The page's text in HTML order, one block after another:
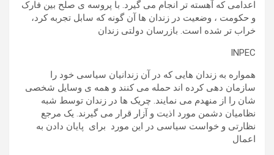
اعدامی که آهسته تر انجام می گیرد. با پروسه ی صلح بین فارک
و حکومت ، وضعیت در زندان ها آن گونه که سابل تجربه کرد،
خراب تر شده است. بازرسان دولتی زندان
INPEC
همواره به زندان هایی که در آن زندانیان سیاسی خود را
سازمان دهی کرده اند حمله می کنند و همه ی وسایل شخصی
شان را از منهدم می نمایند. چریک ها در زندان توسط شبه
نظامیان دشمن مورد اذیت و آزار قرار می گیرند. یک مرجع
نظارتی و خواست سیاسی در این مورد برای پایان دادن به
اعمال